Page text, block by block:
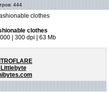
444
clothes
| 300 dpi | 63 Mb
Littlebyte